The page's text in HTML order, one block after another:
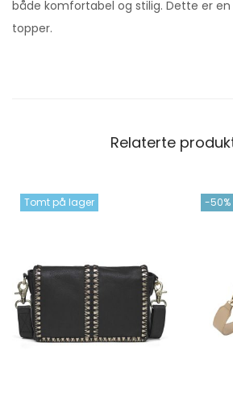
både komfortabel og stilig. Dette er
topper.
Relaterte
Tomt på lager -50%